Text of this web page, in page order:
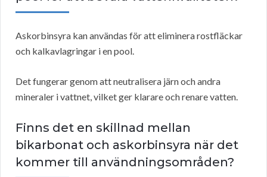
Askorbinsyra kan användas för att eliminera rostfläckar
och kalkavlagringar i en pool.
Det fungerar genom att neutralisera järn och andra
mineraler i vattnet, vilket ger klarare och renare vatten.
Finns det en skillnad mellan
bikarbonat och askorbinsyra när det
kommer till användningsområden?